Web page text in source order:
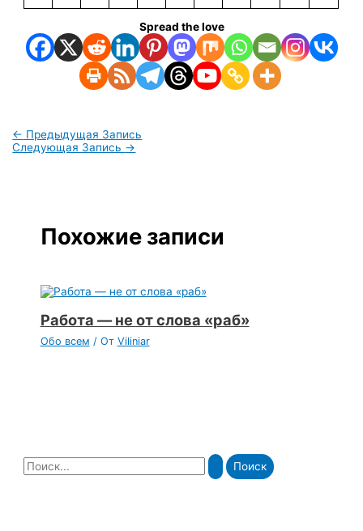
Spread the love
← Предыдущая Запись
Следующая Запись →
Похожие записи
Работа — не от слова «раб»
Обо всем / От Viliniar
П